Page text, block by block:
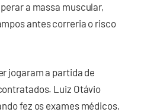
a massa muscular,
antes correria o risco
jogaram a partida de
Luiz Otávio
fez os exames médicos,